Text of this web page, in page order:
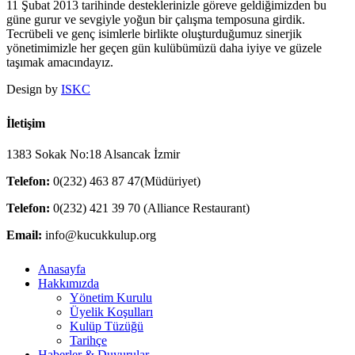
11 Şubat 2013 tarihinde desteklerinizle göreve geldiğimizden bu
güne gurur ve sevgiyle yoğun bir çalışma temposuna girdik.
Tecrübeli ve genç isimlerle birlikte oluşturduğumuz sinerjik
yönetimimizle her geçen gün kulübümüzü daha iyiye ve güzele
taşımak amacındayız.
Design by ISKC
İletişim
1383 Sokak No:18 Alsancak İzmir
Telefon: 0(232) 463 87 47(Müdüriyet)
Telefon: 0(232) 421 39 70 (Alliance Restaurant)
Email: info@kucukkulup.org
Close
Menu
Anasayfa
Hakkımızda
Yönetim Kurulu
Üyelik Koşulları
Kulüp Tüzüğü
Tarihçe